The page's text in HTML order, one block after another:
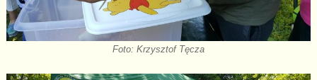
Foto: Krzysztof Tęcza